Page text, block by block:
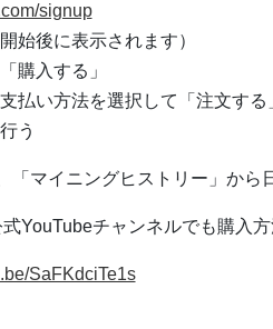
signup
始後に表⽰されます）
購⼊する」
払い⽅法を選択して「注⽂する
う
「マイニングヒストリー」から
YouTubeチャンネルでも購⼊
SaFKdciTe1s